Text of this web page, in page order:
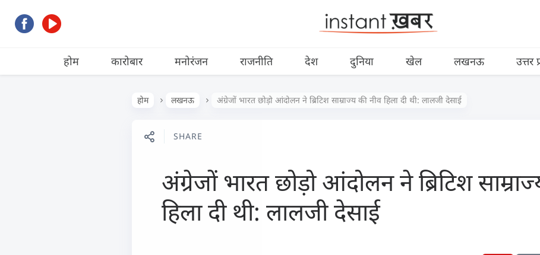
होम कारोबार मनोरंजन राजनीति देश दुनिया खेल लखनऊ उत्तर
होम लखनऊ अंग्रेजों भारत छोड़ो आंदोलन ने ब्रिटिश साम्राज्य की नीव हिला दी थी: लालजी देसाई
SHARE
अंग्रेजों भारत छोड़ो आंदोलन ने ब्रिटिश
हिला दी थी: लालजी देसाई